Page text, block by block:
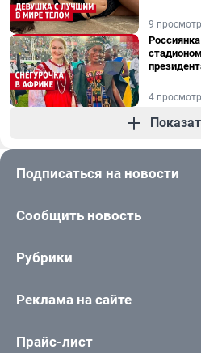
9
4
Подписаться на новости
Сообщить новость
Рубрики
Реклама на сайте
Прайс-лист